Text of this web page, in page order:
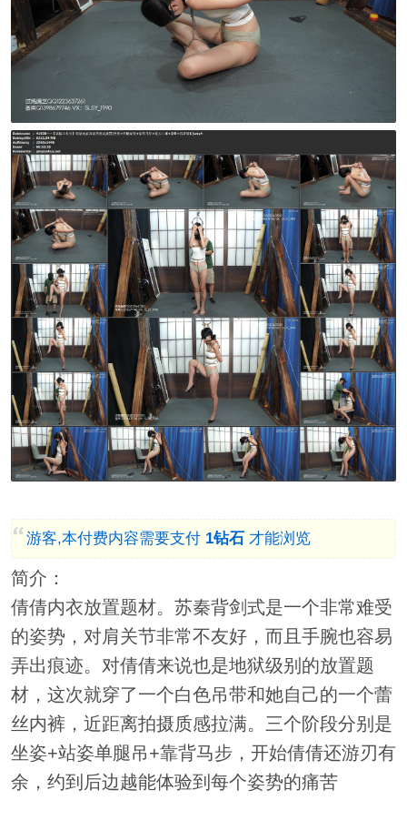
游客,本付费内容需要支付 1钻石 才能浏览
简介：
倩倩内衣放置题材。苏秦背剑式是一个非常难受
的姿势，对肩关节非常不友好，而且手腕也容易
弄出痕迹。对倩倩来说也是地狱级别的放置题
材，这次就穿了一个白色吊带和她自己的一个蕾
丝内裤，近距离拍摄质感拉满。三个阶段分别是
坐姿+站姿单腿吊+靠背马步，开始倩倩还游刃有
余，约到后边越能体验到每个姿势的痛苦